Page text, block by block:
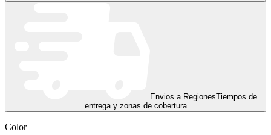
Envios a RegionesTiempos de
entrega y zonas de cobertura
Color